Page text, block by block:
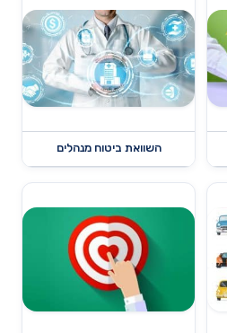
השוואת ביטוח מנהלים